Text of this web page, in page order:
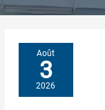
Août
3
2026